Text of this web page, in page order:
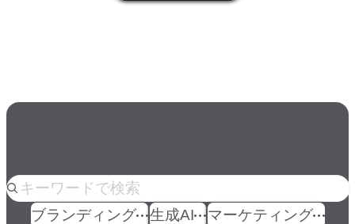
人気のkeyword
ブランディング 生成AI
マーケティング